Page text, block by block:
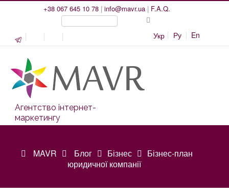
+38 067 645 10 78 | info@mavr.ua | F.A.Q.
Укр Ру En
Агентство інтернет-
маркетингу
MAVR Блог Бізнес
Бізнес-план
юридичної компанії